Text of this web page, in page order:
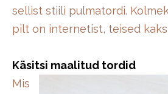
sellist stiili pulmatordi.
pilt on internetist, teised
Käsitsi maalitud tordid
Mis